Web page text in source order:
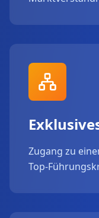
Zugang zu
Top-